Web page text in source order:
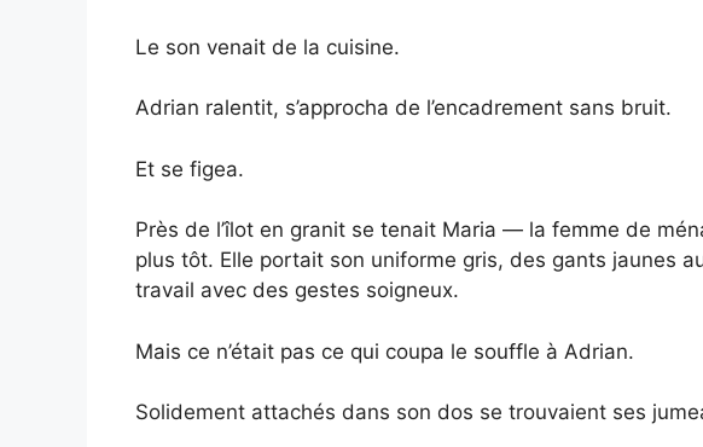
Le son venait de la cuisine.
Adrian ralentit, s’approcha de l’encadrement sans bruit.
Et se figea.
Près de l’îlot en granit se tenait Maria — la femme de
plus tôt. Elle portait son uniforme gris, des gants jaunes
travail avec des gestes soigneux.
Mais ce n’était pas ce qui coupa le souffle à Adrian.
Solidement attachés dans son dos se trouvaient ses